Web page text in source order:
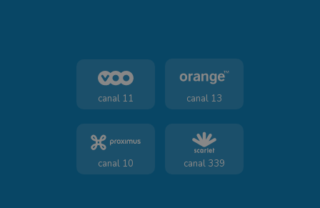
canal 11 canal 13
canal 10 canal 339